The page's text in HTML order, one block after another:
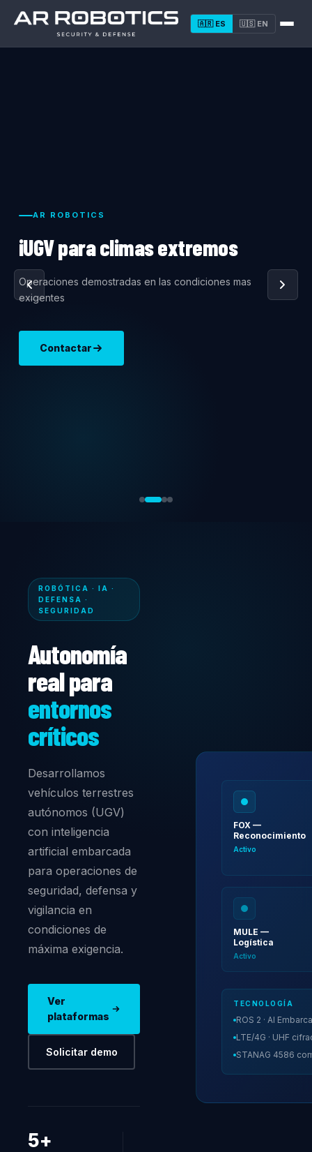
🇦🇷 ES 🇺🇸 EN
AR ROBOTICS
iUGV para climas extremos
Operaciones demostradas en las condiciones mas
exigentes
Contactar
ROBÓTICA · IA ·
DEFENSA ·
SEGURIDAD
Autonomía
real para
entornos
críticos
Desarrollamos
vehículos terrestres
autónomos (UGV)
con inteligencia
artificial embarcada
para operaciones de
seguridad, defensa y
vigilancia en
condiciones de
máxima exigencia.
Ver
plataformas
Solicitar demo
5+
FOX —
Reconocimiento
Activo
MULE —
Logística
Activo
TECNOLOGÍA
ROS 2 · AI
LTE/4G · UHF
STANAG 4586